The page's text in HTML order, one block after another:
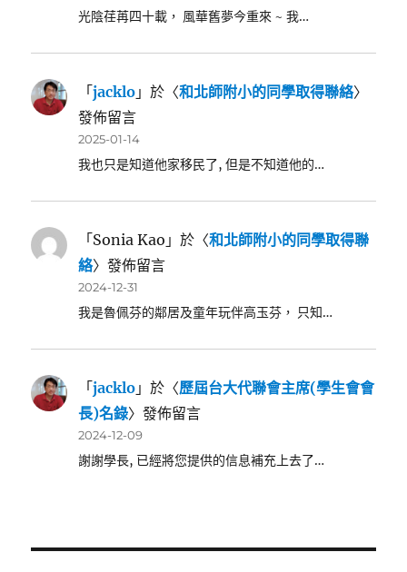
光陰荏苒四十載， 風華舊夢今重來 ~ 我…
「jacklo 」於〈和北師附小的同學取得聯絡〉
發佈留言
2025-01-14
我也只是知道他家移民了, 但是不知道他的…
「Sonia Kao 」於〈和北師附小的同學取得聯
絡〉發佈留言
2024-12-31
我是魯佩芬的鄰居及童年玩伴高玉芬， 只知…
「jacklo 」於〈歷屆台大代聯會主席(學生會會
長)名錄〉發佈留言
2024-12-09
謝謝學長, 已經將您提供的信息補充上去了…